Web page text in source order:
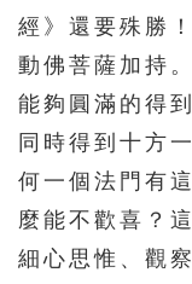
經》還要殊勝
動佛菩薩加持
能夠圓滿的得
同時得到十方
何一個法門有
麼能不歡喜？
細心思惟、觀